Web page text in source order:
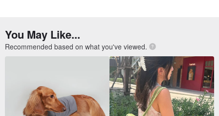
You May Like...
Recommended based on what you've viewed.